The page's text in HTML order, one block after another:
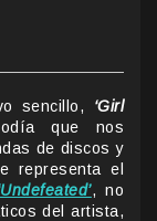
sencillo, ‘Girl
que nos
de discos y
representa el
, no
del artista,